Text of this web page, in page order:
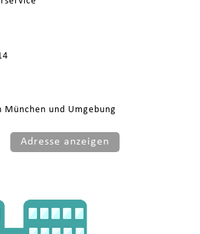
München und Umgebung
Adresse anzeigen